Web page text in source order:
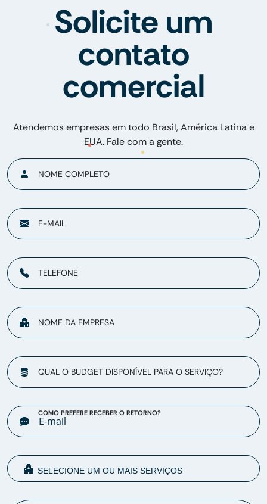
Solicite um
contato
comercial
Atendemos empresas em todo Brasil, América Latina e
EUA. Fale com a gente.
NOME COMPLETO
E-MAIL
TELEFONE
NOME DA EMPRESA
QUAL O BUDGET DISPONÍVEL PARA O SERVIÇO?
COMO PREFERE RECEBER O RETORNO?